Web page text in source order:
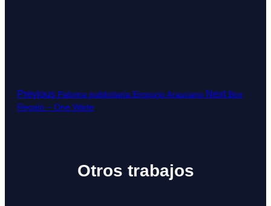
Previous Paloma publicitaria Emporio Araucano Next Box
Regalo – One Waite
Otros trabajos